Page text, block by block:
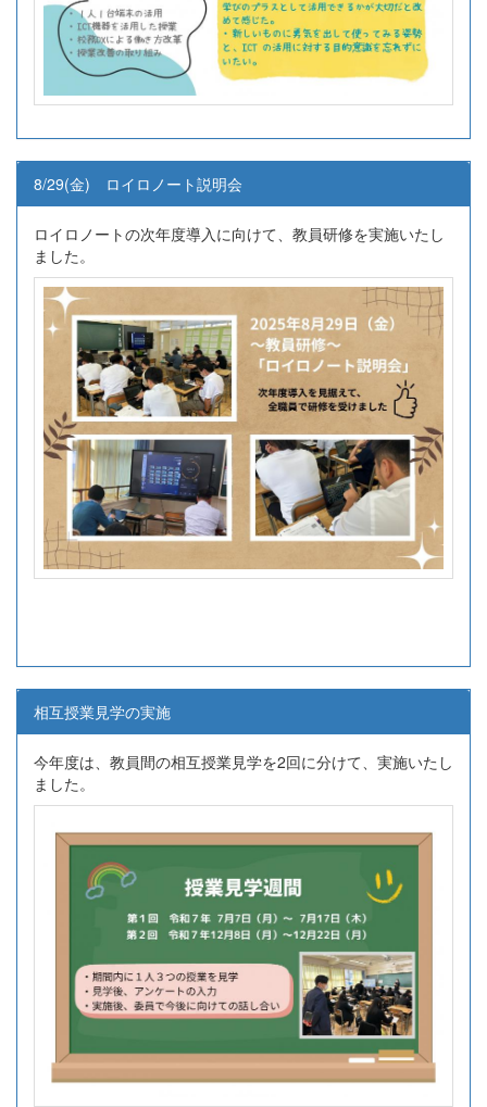
8/29(金) ロイロノート説明会
ロイロノートの次年度導入に向けて、教員研修を実施いたし
ました。
相互授業見学の実施
今年度は、教員間の相互授業見学を2回に分けて、実施いたし
ました。